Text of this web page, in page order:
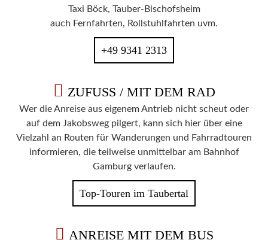
Taxi Böck, Tauber-Bischofsheim
auch Fernfahrten, Rollstuhlfahrten uvm.
+49 9341 2313
ZUFUSS / MIT DEM RAD
Wer die Anreise aus eigenem Antrieb nicht scheut oder
auf dem Jakobsweg pilgert, kann sich hier über eine
Vielzahl an Routen für Wanderungen und Fahrradtouren
informieren, die teilweise unmittelbar am Bahnhof
Gamburg verlaufen.
Top-Touren im Taubertal
ANREISE MIT DEM BUS